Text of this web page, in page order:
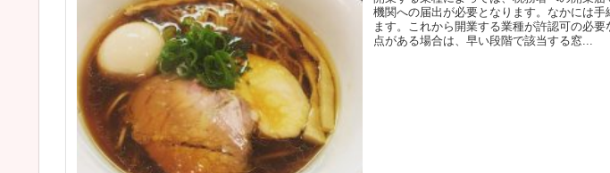
機関への届出が必要となります。なかには手
ます。これから開業する業種が許認可の必
点がある場合は、早い段階で該当する窓...